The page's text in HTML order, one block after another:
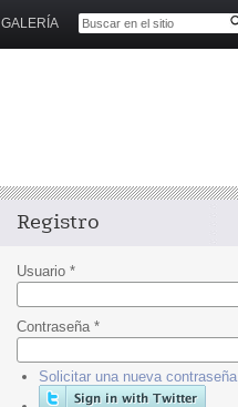
GALERÍA
Registro
Usuario *
Contraseña *
Solicitar una nueva contraseña